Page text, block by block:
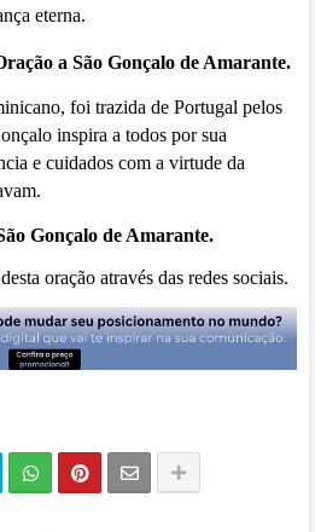
eterna.
a São Gonçalo de Amarante.
foi trazida de Portugal pelos
inspira a todos por sua
e cuidados com a virtude da
Gonçalo de Amarante.
oração através das redes sociais.